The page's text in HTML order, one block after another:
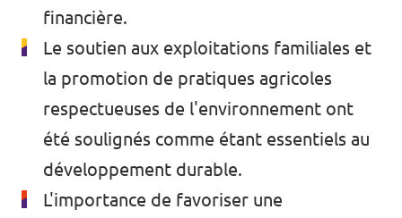
financière.
Le soutien aux exploitations familiales et
la promotion de pratiques agricoles
respectueuses de l'environnement ont
été soulignés comme étant essentiels au
développement durable.
L'importance de favoriser une